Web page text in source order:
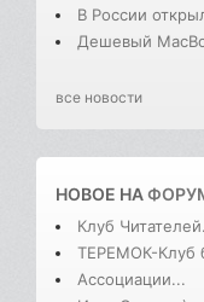
В России
Дешевый
все новости
НОВОЕ НА
Клуб
ТЕРЕМОК-Клуб
Ассоциации...